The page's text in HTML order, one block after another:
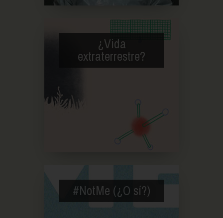
¿Vida
extraterrestre?
#NotMe (¿O sí?)